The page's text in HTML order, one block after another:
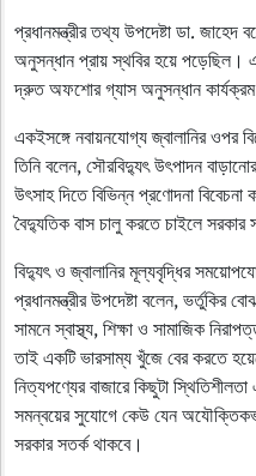
প্রধানমন্ত্রীর তথ্য উপদেষ্টা ডা.
অনুসন্ধান প্রায় স্থবির হয়ে পড়েছিল।
দ্রুত অফশোর গ্যাস অনুসন্ধান কার্যক্রম
একইসঙ্গে নবায়নযোগ্য জ্বালানির ওপর
তিনি বলেন, সৌরবিদ্যুৎ উৎপাদন
উৎসাহ দিতে বিভিন্ন প্রণোদনা
বৈদ্যুতিক বাস চালু করতে চাইলে সরকার
বিদ্যুৎ ও জ্বালানির মূল্যবৃদ্ধির
প্রধানমন্ত্রীর উপদেষ্টা বলেন, ভর্তুকির
সামনে স্বাস্থ্য, শিক্ষা ও সামাজিক
তাই একটি ভারসাম্য খুঁজে বের করতে
নিত্যপণ্যের বাজারে কিছুটা
সমন্বয়ের সুযোগে কেউ যেন
সরকার সতর্ক থাকবে।